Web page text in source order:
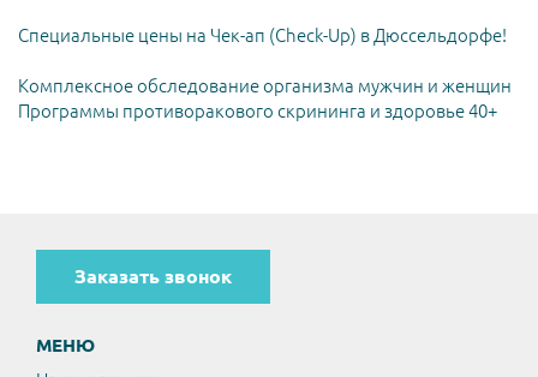
Специальные цены на Чек-ап (Check-Up) в Дюссельдорфе!
Комплексное обследование организма мужчин и женщин
Программы противоракового скрининга и здоровье 40+
Заказать звонок
МЕНЮ